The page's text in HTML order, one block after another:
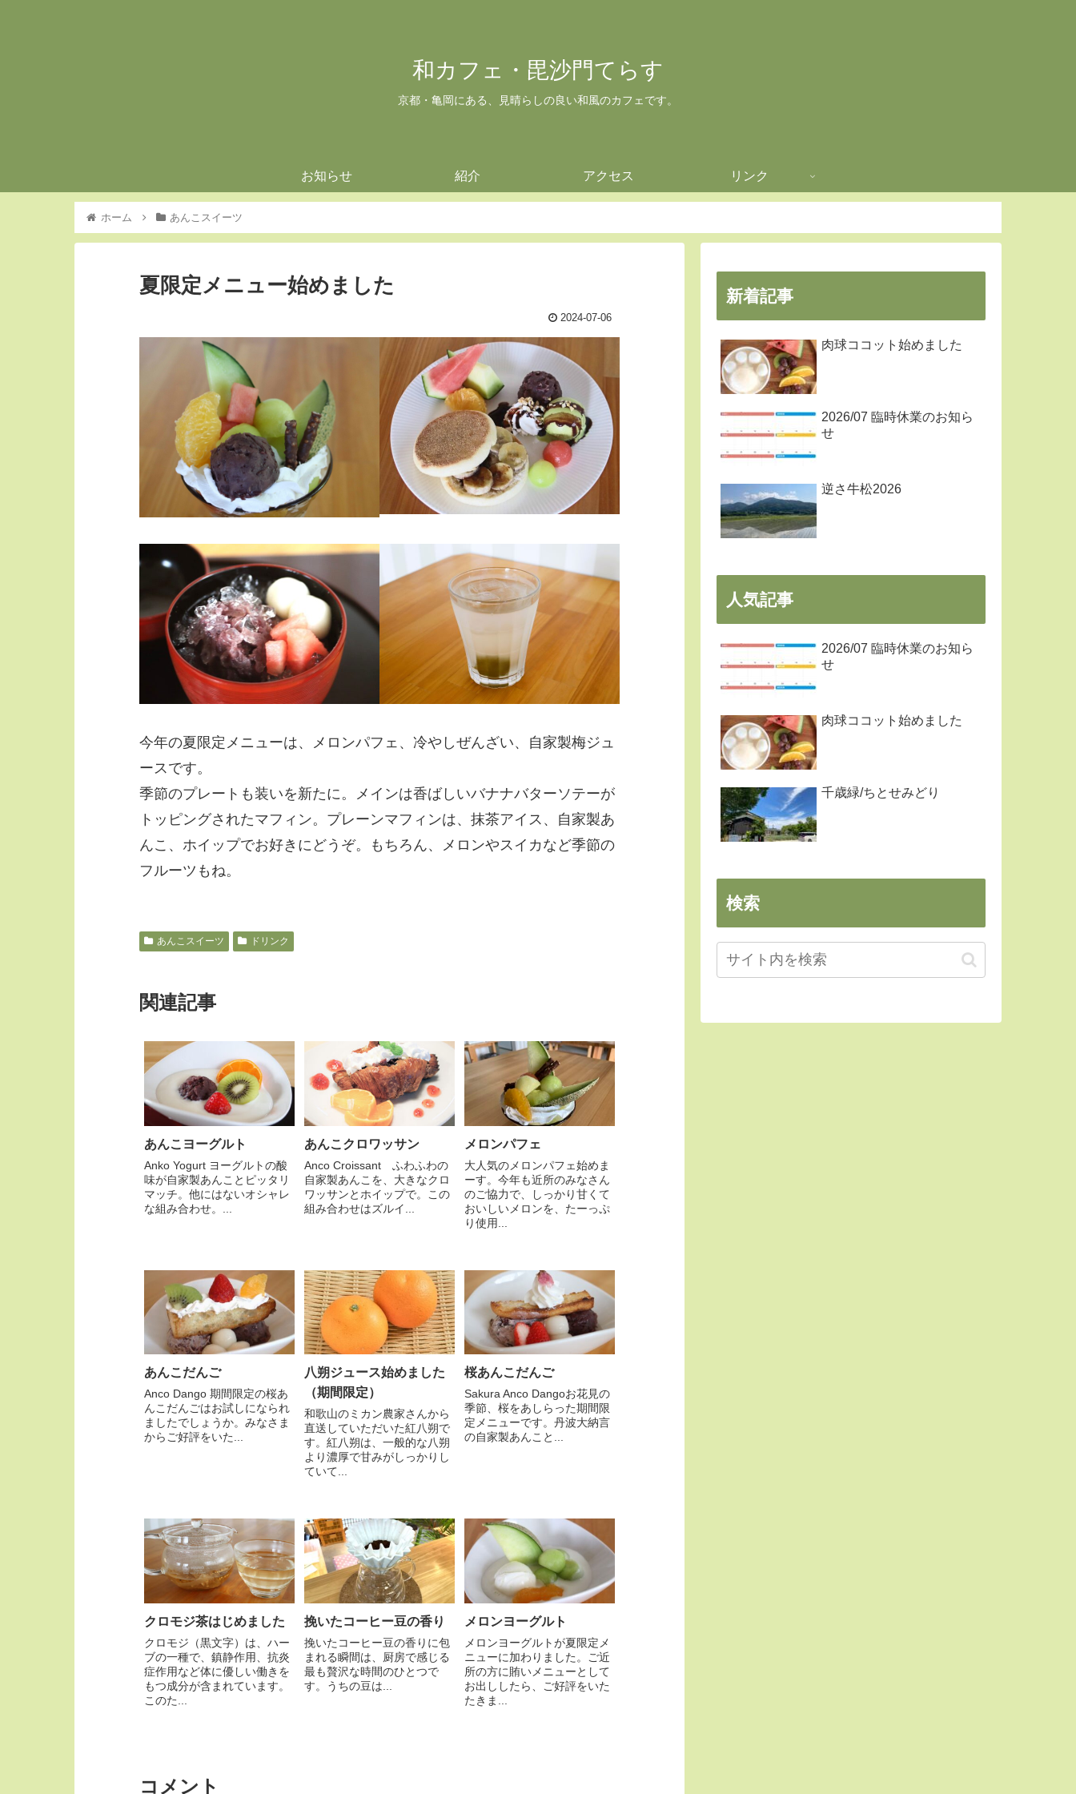
和カフェ・毘沙門てらす
京都・亀岡にある、見晴らしの良い和風のカフェです。
お知らせ 紹介 アクセス リンク
ホーム あんこスイーツ
夏限定メニュー始めました
2024-07-06
今年の夏限定メニューは、メロンパフェ、冷やしぜんざい、自家製梅ジュ
ースです。
季節のプレートも装いを新たに。メインは香ばしいバナナバターソテーが
トッピングされたマフィン。プレーンマフィンは、抹茶アイス、自家製あ
んこ、ホイップでお好きにどうぞ。もちろん、メロンやスイカなど季節の
フルーツもね。
あんこスイーツ ドリンク
関連記事
あんこヨーグルト
Anko Yogurt ヨーグルトの酸
味が自家製あんことピッタリ
マッチ。他にはないオシャレ
な組み合わせ。...
あんこクロワッサン
Anco Croissant ふわふわの
自家製あんこを、大きなクロ
ワッサンとホイップで。この
組み合わせはズルイ...
メロンパフェ
大人気のメロンパフェ始めま
ーす。今年も近所のみなさん
のご協力で、しっかり甘くて
おいしいメロンを、たーっぷ
り使用...
あんこだんご
Anco Dango 期間限定の桜あ
んこだんごはお試しになられ
ましたでしょうか。みなさま
からご好評をいた...
八朔ジュース始めました
（期間限定）
和歌山のミカン農家さんから
直送していただいた紅八朔で
す。紅八朔は、一般的な八朔
より濃厚で甘みがしっかりし
ていて...
桜あんこだんご
Sakura Anco Dangoお花見の
季節、桜をあしらった期間限
定メニューです。丹波大納言
の自家製あんこと...
クロモジ茶はじめました
クロモジ（黒文字）は、ハー
ブの一種で、鎮静作用、抗炎
症作用など体に優しい働きを
もつ成分が含まれています。
このた...
挽いたコーヒー豆の香り
挽いたコーヒー豆の香りに包
まれる瞬間は、厨房で感じる
最も贅沢な時間のひとつで
す。うちの豆は...
メロンヨーグルト
メロンヨーグルトが夏限定メ
ニューに加わりました。ご近
所の方に賄いメニューとして
お出ししたら、ご好評をいた
たきま...
コメント
新着記事
肉球ココット始めました
2026/07 臨時休業のお知ら
せ
逆さ牛松2026
人気記事
2026/07 臨時休業のお知ら
せ
肉球ココット始めました
千歳緑/ちとせみどり
検索